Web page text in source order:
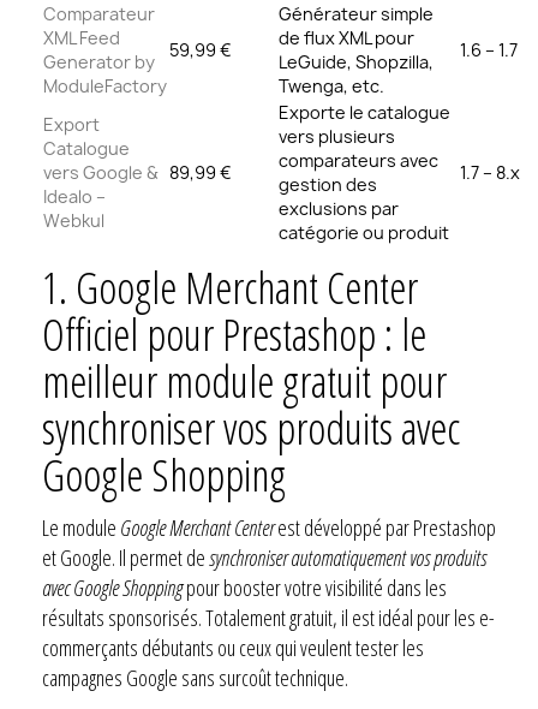
Comparateur
XML Feed
Generator by
ModuleFactory
59,99 €
Générateur simple
de flux XML pour
LeGuide, Shopzilla,
Twenga, etc.
1.6 – 1.7
Export
Catalogue
vers Google &
Idealo –
Webkul
89,99 €
Exporte le catalogue
vers plusieurs
comparateurs avec
gestion des
exclusions par
catégorie ou produit
1.7 – 8.x
1. Google Merchant Center
Officiel pour Prestashop : le
meilleur module gratuit pour
synchroniser vos produits avec
Google Shopping
Le module Google Merchant Centerest développé par Prestashop
et Google. Il permet desynchroniser automatiquement vos produits
avec Google Shoppingpour booster votre visibilité dans les
résultats sponsorisés. Totalement gratuit, il est idéal pour les e-
commerçants débutants ou ceux qui veulent tester les
campagnes Google sans surcoût technique.